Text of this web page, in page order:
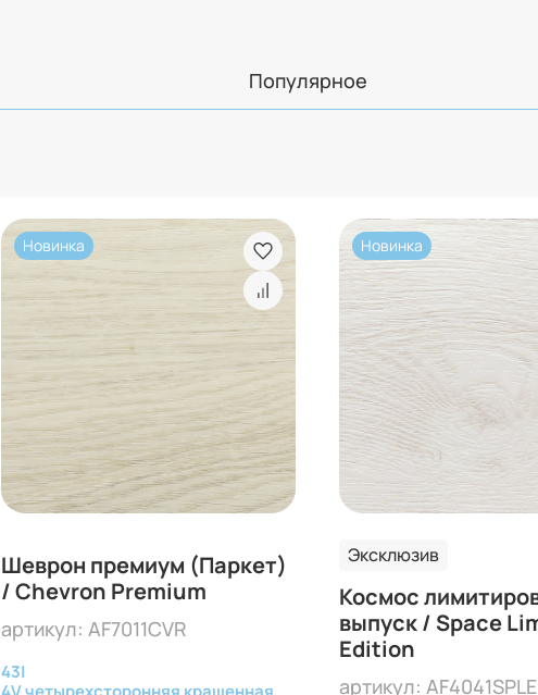
Популярное
Новинка
Шеврон премиум (Паркет)
/ Chevron Premium
артикул: AF7011CVR
43|
Новинка
Эксклюзив
Космос
выпуск / Space
Edition
артикул: AF4041SPLE